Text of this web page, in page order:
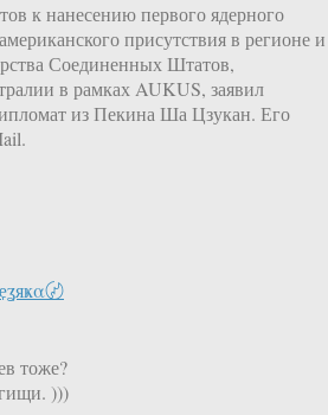
к нанесению первого ядерного
присутствия в регионе и
Соединенных Штатов,
в рамках AUKUS, заявил
из Пекина Ша Цзукан. Его
〄
тоже?
)))